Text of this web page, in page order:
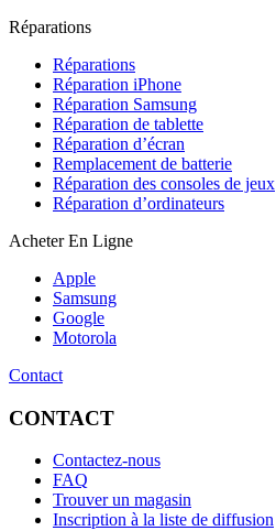
Réparations
Réparations
Réparation iPhone
Réparation Samsung
Réparation de tablette
Réparation d’écran
Remplacement de batterie
Réparation des consoles de jeux
Réparation d’ordinateurs
Acheter En Ligne
Apple
Samsung
Google
Motorola
Contact
CONTACT
Contactez-nous
FAQ
Trouver un magasin
Inscription à la liste de diffusion